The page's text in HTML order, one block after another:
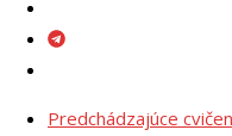
Predchádzajúce